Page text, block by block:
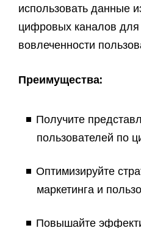
использовать данные
цифровых каналов
вовлеченности
Преимущества:
Получите
пользователей по
Оптимизируйте
маркетинга и
Повышайте